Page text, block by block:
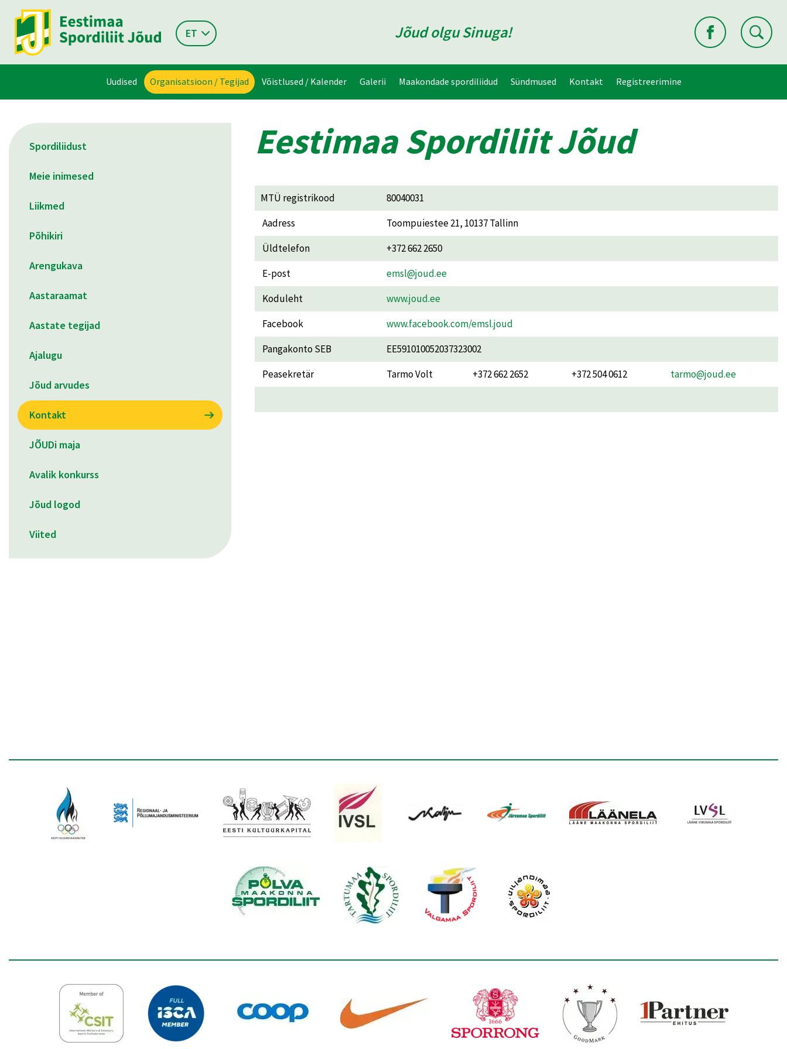
ET Jõud olgu Sinuga!
Uudised Organisatsioon / Tegijad Võistlused / Kalender Galerii Maakondade spordiliidud Sündmused Kontakt Registreerimine
Spordiliidust
Meie inimesed
Liikmed
Põhikiri
Arengukava
Aastaraamat
Aastate tegijad
Ajalugu
Jõud arvudes
Kontakt
JÕUDi maja
Avalik konkurss
Jõud logod
Viited
Eestimaa Spordiliit Jõud
MTÜ registrikood
80040031
Aadress
Toompuiestee 21, 10137 Tallinn
Üldtelefon
+372 662 2650
E-post
emsl@joud.ee
Koduleht
www.joud.ee
Facebook
www.facebook.com/emsl.joud
Pangakonto SEB
EE591010052037323002
Peasekretär
Tarmo Volt +372 662 2652 +372 504 0612 tarmo@joud.ee